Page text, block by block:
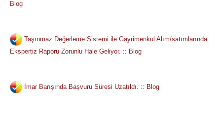
Blog
Taşınmaz Değerleme Sistemi ile Gayrimenkul Alım/satımlarında
Ekspertiz Raporu Zorunlu Hale Geliyor. :: Blog
İmar Barışında Başvuru Süresi Uzatıldı. :: Blog